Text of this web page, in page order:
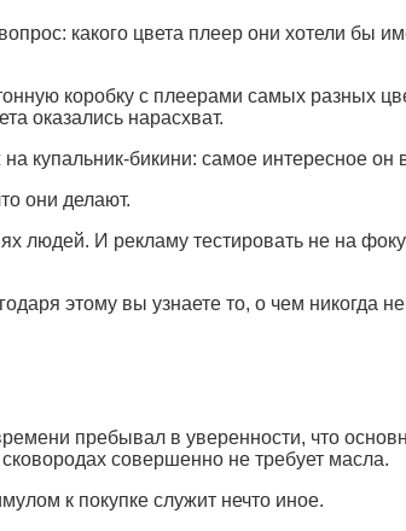
какого цвета плеер они хотели бы
коробку с плеерами самых разных
оказались нарасхват.
купальник-бикини: самое интересное он
они делают.
людей. И рекламу тестировать не на
этому вы узнаете то, о чем никогда
пребывал в уверенности, что
совершенно не требует масла.
к покупке служит нечто иное.